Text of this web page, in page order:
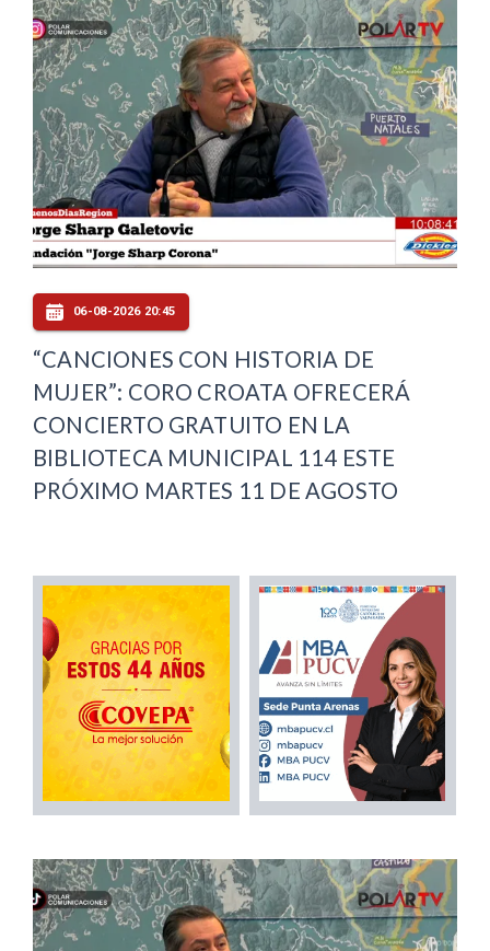
06-08-2026 20:45
“CANCIONES CON HISTORIA DE
MUJER”: CORO CROATA OFRECERÁ
CONCIERTO GRATUITO EN LA
BIBLIOTECA MUNICIPAL 114 ESTE
PRÓXIMO MARTES 11 DE AGOSTO